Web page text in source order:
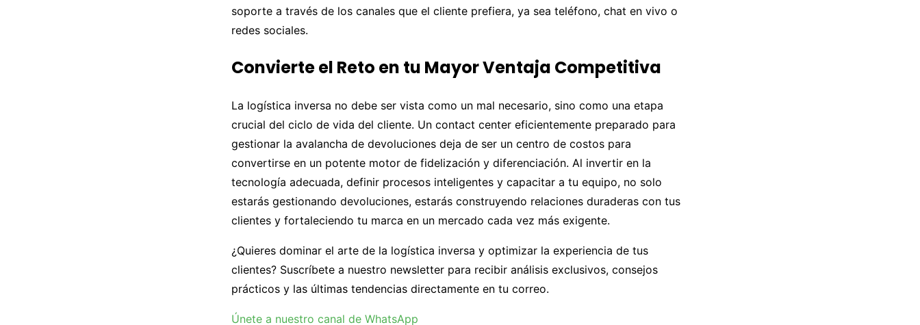
soporte a través de los canales que el cliente prefiera, ya sea teléfono, chat en vivo o
redes sociales.
Convierte el Reto en tu Mayor Ventaja Competitiva
La logística inversa no debe ser vista como un mal necesario, sino como una etapa
crucial del ciclo de vida del cliente. Un contact center eficientemente preparado para
gestionar la avalancha de devoluciones deja de ser un centro de costos para
convertirse en un potente motor de fidelización y diferenciación. Al invertir en la
tecnología adecuada, definir procesos inteligentes y capacitar a tu equipo, no solo
estarás gestionando devoluciones, estarás construyendo relaciones duraderas con tus
clientes y fortaleciendo tu marca en un mercado cada vez más exigente.
¿Quieres dominar el arte de la logística inversa y optimizar la experiencia de tus
clientes? Suscríbete a nuestro newsletter para recibir análisis exclusivos, consejos
prácticos y las últimas tendencias directamente en tu correo.
Únete a nuestro canal de WhatsApp